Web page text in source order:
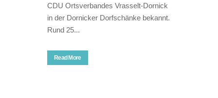
CDU Ortsverbandes Vrasselt-Dornick
in der Dornicker Dorfschänke bekannt.
Rund 25...
Read More